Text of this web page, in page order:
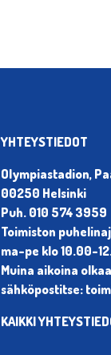
YHTEYSTIEDOT
Olympiastadion,
00250 Helsinki
Puh. 010 574 3959
Toimiston
ma-pe klo 10.00-
Muina aikoina
sähköpostitse:
KAIKKI